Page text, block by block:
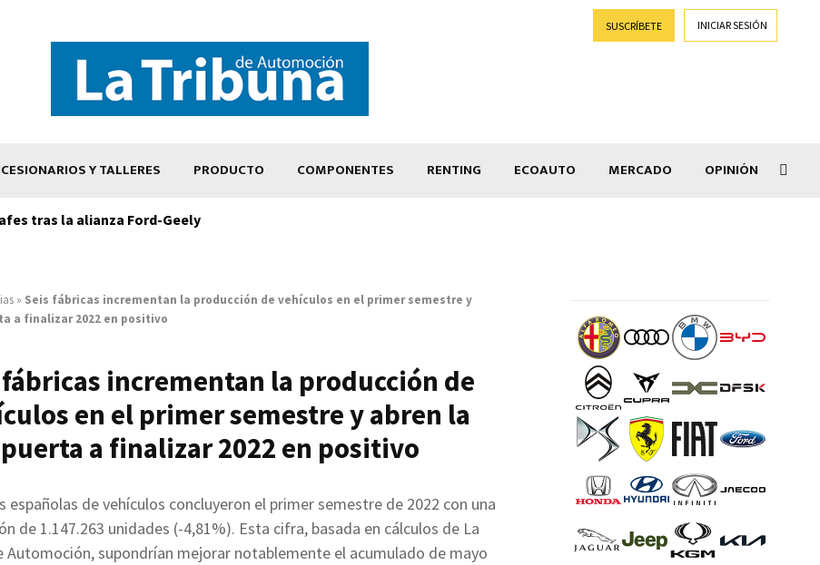
SUSCRÍBETE INICIAR SESIÓN
Y TALLERES PRODUCTO COMPONENTES RENTING ECOAUTO MERCADO OPINIÓN
tras la alianza Ford-Geely
» Seis fábricas incrementan la producción de vehículos en el primer semestre y
a finalizar 2022 en positivo
fábricas incrementan la producción de
en el primer semestre y abren la
puerta a finalizar 2022 en positivo
españolas de vehículos concluyeron el primer semestre de 2022 con una
de 1.147.263 unidades (-4,81%). Esta cifra, basada en cálculos de La
Automoción, supondrían mejorar notablemente el acumulado de mayo